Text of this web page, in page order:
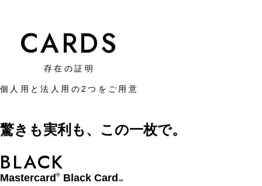
CARDS
存在の証明
個人用と法人用の2つをご用意
驚きも実利も、この一枚で。
BLACK
Mastercard® Black Card™